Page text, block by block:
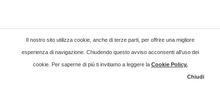
Il nostro sito utilizza cookie, anche di terze parti, per offrire una migliore
esperienza di navigazione. Chiudendo questo avviso acconsenti all’uso dei
cookie. Per saperne di più ti invitiamo a leggere la Cookie Policy.
Chiudi